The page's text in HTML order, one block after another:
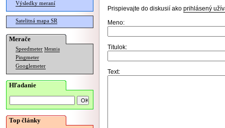
Výsledky meraní
Satelitná mapa SR
Merače
Speedmeter Merania
Pingmeter
Googlemeter
Hľadanie
Top články
Prispievajte do diskusií ako prihlásený
Meno:
Titulok:
Text: